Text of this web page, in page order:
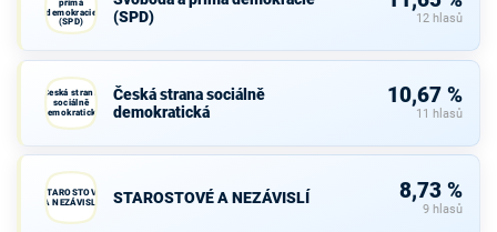
přímá
demokracie
(SPD)
(SPD)
12 hlasů
Česká strana
sociálně
demokratická
Česká strana sociálně
demokratická
10,67 %
11 hlasů
STAROSTOVÉ
A NEZÁVISLÍ
STAROSTOVÉ A NEZÁVISLÍ 8,73 %
9 hlasů